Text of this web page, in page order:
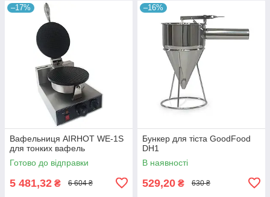
–17%
Вафельниця AIRHOT WE-1S
для тонких вафель
Готово до відправки
5 481,32 ₴ 6 604 ₴
–16%
Бункер для тіста GoodFood
DH1
В наявності
529,20 ₴ 630 ₴